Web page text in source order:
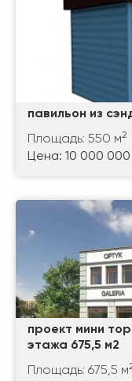
павильон из
Площадь: 550 м2
Цена: 10 000 000
проект мини
этажа 675,5 м2
Площадь: 675,5 м